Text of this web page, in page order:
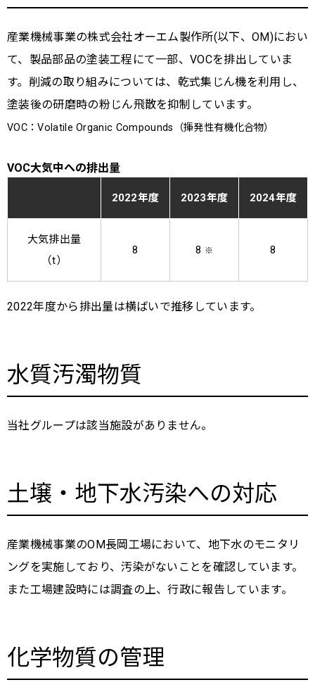
産業機械事業の株式会社オーエム製作所(以下、OM)におい
て、製品部品の塗装工程にて一部、VOCを排出していま
す。削減の取り組みについては、乾式集じん機を利用し、
塗装後の研磨時の粉じん飛散を抑制しています。
VOC：Volatile Organic Compounds（揮発性有機化合物）
VOC大気中への排出量
2022年度 2023年度 2024年度
大気排出量
（t）
8 8 ※ 8
2022年度から排出量は横ばいで推移しています。
水質汚濁物質
当社グループは該当施設がありません。
土壌・地下水汚染への対応
産業機械事業のOM長岡工場において、地下水のモニタリ
ングを実施しており、汚染がないことを確認しています。
また工場建設時には調査の上、行政に報告しています。
化学物質の管理